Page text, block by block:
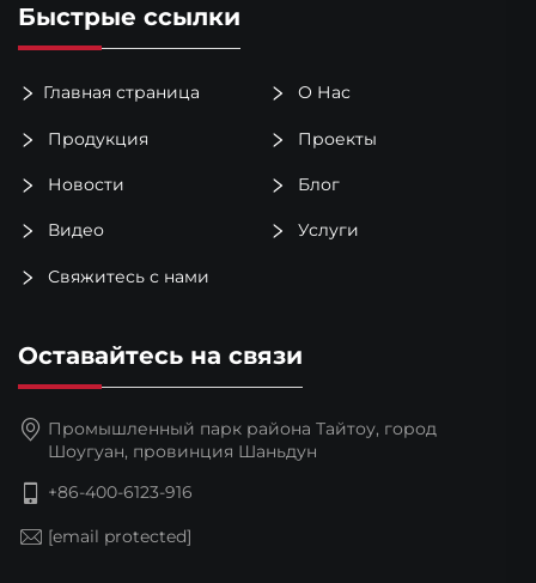
Быстрые ссылки
Главная страница О Нас
Продукция Проекты
Новости Блог
Видео Услуги
Свяжитесь с нами
Оставайтесь на связи
Промышленный парк района Тайтоу, город
Шоугуан, провинция Шаньдун
+86-400-6123-916
[email protected]